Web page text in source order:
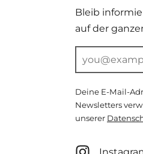
Bleib
auf der
Deine E-Mail-
Newsletters
unserer